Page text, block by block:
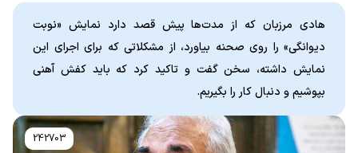
هادی مرزبان که از مدت‌ها پیش قصد دارد نمایش «نوبت
دیوانگی» را روی صحنه بیاورد، از مشکلاتی که برای اجرای این
نمایش داشته، سخن گفت و تاکید کرد که باید کفش آهنی
بپوشیم و دنبال کار را بگیریم.
242703